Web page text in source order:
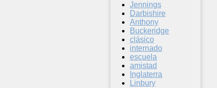
Jennings
Darbishire
Anthony
Buckeridge
clásico
internado
escuela
amistad
Inglaterra
Linbury